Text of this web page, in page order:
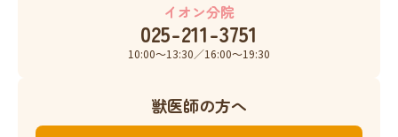
イオン分院
025-211-3751
10:00〜13:30／16:00〜19:30
獣医師の方へ